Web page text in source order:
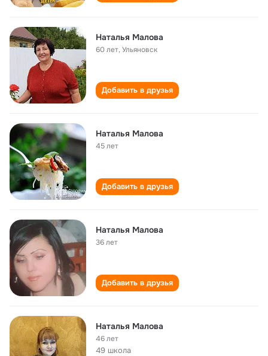
Наталья Малова
60 лет,Ульяновск
Добавить в друзья
Наталья Малова
45 лет
Добавить в друзья
Наталья Малова
36 лет
Добавить в друзья
Наталья Малова
46 лет
49 школа